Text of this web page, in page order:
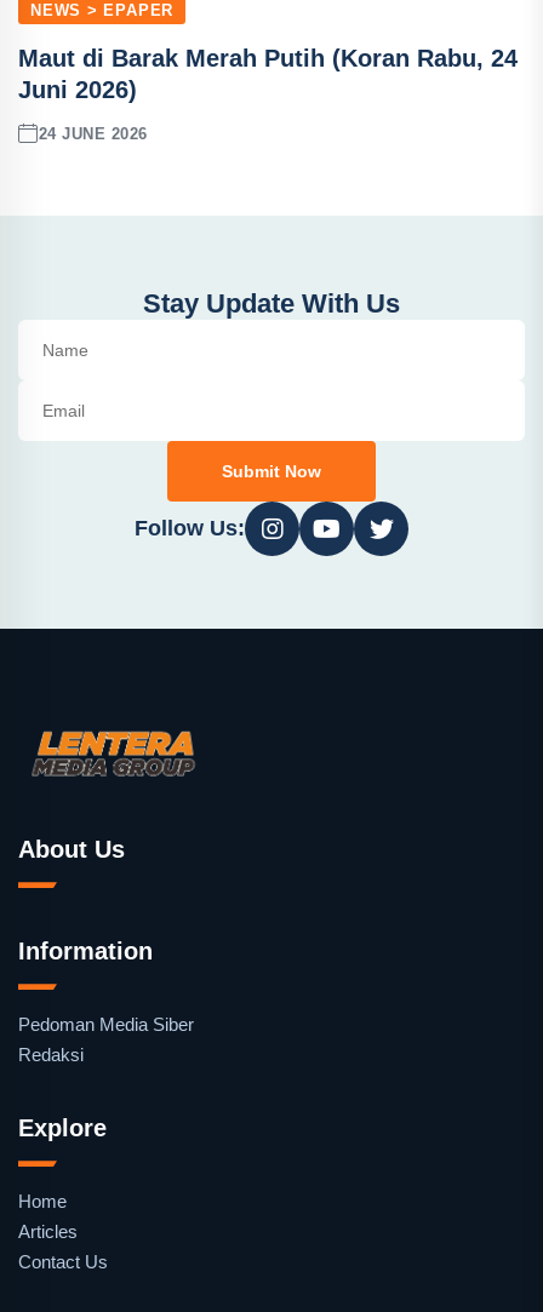
NEWS > EPAPER
Maut di Barak Merah Putih (Koran Rabu, 24
Juni 2026)
24 JUNE 2026
Stay Update With Us
Submit Now
Follow Us:
About Us
Information
Pedoman Media Siber
Redaksi
Explore
Home
Articles
Contact Us